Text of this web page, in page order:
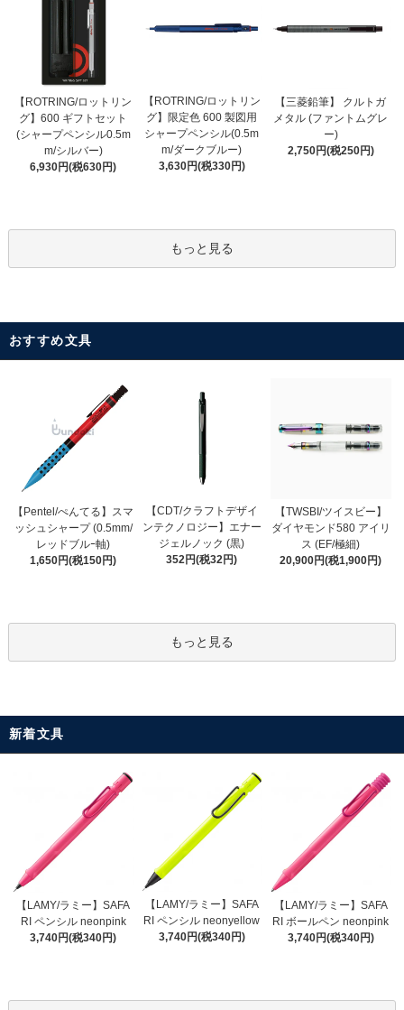
【ROTRING/ロットリン
グ】600 ギフトセット
(シャープペンシル0.5m
m/シルバー)
6,930円(税630円)
【ROTRING/ロットリン
グ】限定色 600 製図用
シャープペンシル(0.5m
m/ダークブルー)
3,630円(税330円)
【三菱鉛筆】 クルトガ
メタル (ファントムグレ
ー)
2,750円(税250円)
もっと見る
おすすめ文具
【Pentel/ぺんてる】スマ
ッシュシャープ (0.5mm/
レッドブルｰ軸)
1,650円(税150円)
【CDT/クラフトデザイ
ンテクノロジー】エナー
ジェルノック (黒)
352円(税32円)
【TWSBI/ツイスビー】
ダイヤモンド580 アイリ
ス (EF/極細)
20,900円(税1,900円)
もっと見る
新着文具
【LAMY/ラミー】SAFA
RI ペンシル neonpink
3,740円(税340円)
【LAMY/ラミー】SAFA
RI ペンシル neonyellow
3,740円(税340円)
【LAMY/ラミー】SAFA
RI ボールペン neonpink
3,740円(税340円)